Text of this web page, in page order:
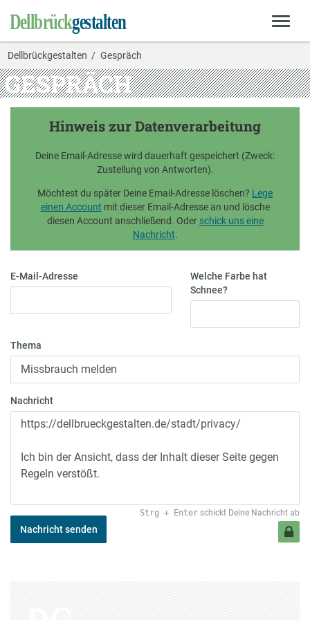
Dellbrückgestalten Gespräch
GESPRÄCH
Hinweis zur Datenverarbeitung
Deine Email-Adresse wird dauerhaft gespeichert (Zweck:
Zustellung von Antworten).
Möchtest du später Deine Email-Adresse löschen? Lege
einen Account mit dieser Email-Adresse an und lösche
diesen Account anschließend. Oder schick uns eine
Nachricht.
E-Mail-Adresse
Welche Farbe hat
Schnee?
Thema
Nachricht
Strg + Enter schickt Deine Nachricht ab
Nachricht senden